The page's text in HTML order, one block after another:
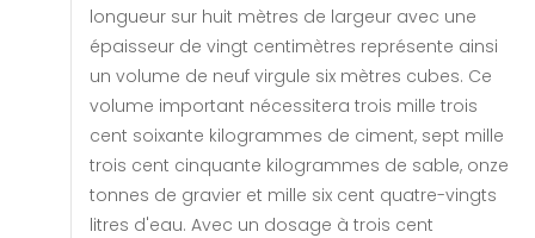
longueur sur huit mètres de largeur avec une
épaisseur de vingt centimètres représente ainsi
un volume de neuf virgule six mètres cubes. Ce
volume important nécessitera trois mille trois
cent soixante kilogrammes de ciment, sept mille
trois cent cinquante kilogrammes de sable, onze
tonnes de gravier et mille six cent quatre-vingts
litres d'eau. Avec un dosage à trois cent